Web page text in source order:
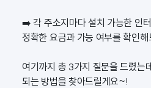
➡️ 각 주소지마다 설치 가능한 인
정확한 요금과 가능 여부를 확인
여기까지 총 3가지 질문을 드렸는
되는 방법을 찾아드릴게요~!